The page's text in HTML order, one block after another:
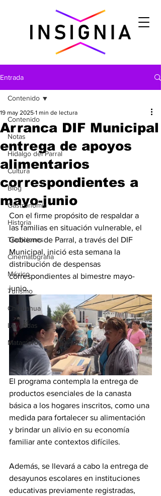
Entrada
Contenido
Notas
Hidalgo del Parral
Cultura
Blog
Gastronomìa
Historia
Tradiciones
Cinematografía
México
Turismo
Chihuahua
Leyendas
Matamoros
Contenido
Arranca DIF Municipal
entrega de apoyos
alimentarios
correspondientes a
mayo-junio
19 may 2025 1 min de lectura
Con el firme propósito de respaldar a
las familias en situación vulnerable, el
Gobierno de Parral, a través del DIF
Municipal, inició esta semana la
distribución de despensas
correspondientes al bimestre mayo-
junio.
El programa contempla la entrega de
productos esenciales de la canasta
básica a los hogares inscritos, como una
medida para fortalecer su alimentación
y brindar un alivio en su economía
familiar ante contextos difíciles.
Además, se llevará a cabo la entrega de
desayunos escolares en instituciones
educativas previamente registradas,